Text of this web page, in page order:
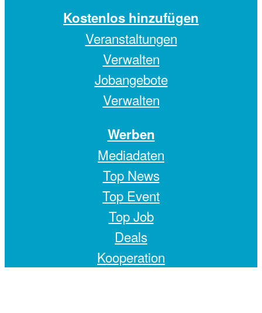
Kostenlos hinzufügen
Veranstaltungen
Verwalten
Jobangebote
Verwalten
Werben
Mediadaten
Top News
Top Event
Top Job
Deals
Kooperation